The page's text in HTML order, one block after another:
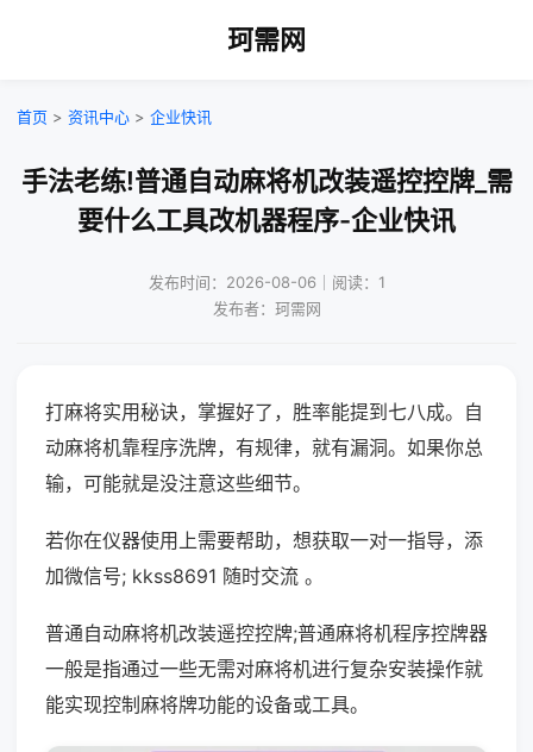
珂需网
首页 > 资讯中心 > 企业快讯
手法老练!普通自动麻将机改装遥控控牌_需
要什么工具改机器程序-企业快讯
发布时间：2026-08-06｜阅读：1
发布者：珂需网
打麻将实用秘诀，掌握好了，胜率能提到七八成。自
动麻将机靠程序洗牌，有规律，就有漏洞。如果你总
输，可能就是没注意这些细节。
若你在仪器使用上需要帮助，想获取一对一指导，添
加微信号; kkss8691 随时交流 。
普通自动麻将机改装遥控控牌;普通麻将机程序控牌器
一般是指通过一些无需对麻将机进行复杂安装操作就
能实现控制麻将牌功能的设备或工具。